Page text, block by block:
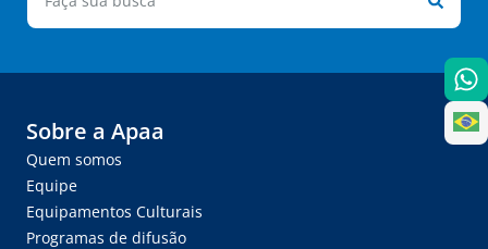
Sobre a Apaa
Quem somos
Equipe
Equipamentos Culturais
Programas de difusão